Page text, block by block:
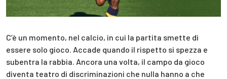
C’è un momento, nel calcio, in cui la partita smette di
essere solo gioco. Accade quando il rispetto si spezza e
subentra la rabbia. Ancora una volta, il campo da gioco
diventa teatro di discriminazioni che nulla hanno a che